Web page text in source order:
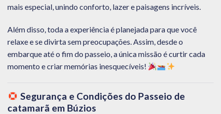
mais especial, unindo conforto, lazer e paisagens incríveis.
Além disso, toda a experiência é planejada para que você
relaxe e se divirta sem preocupações. Assim, desde o
embarque até o fim do passeio, a única missão é curtir cada
momento e criar memórias inesquecíveis!
Segurança e Condições do Passeio de
catamarã em Búzios